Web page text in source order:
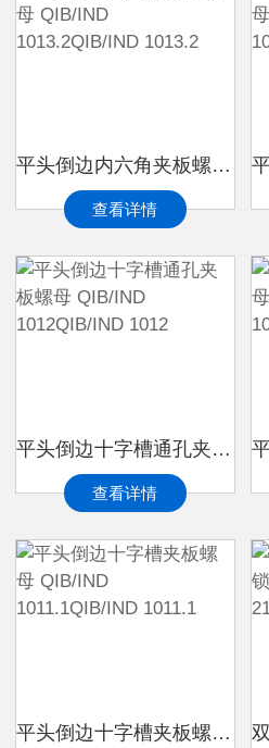
平头倒边内六角夹板螺母 QIB/IND 1013.2QIB/IND 1013.2
查看详情
平头倒边十字槽通孔夹板螺母 QIB/IND 1012QIB/IND 1012
查看详情
平头倒边十字槽夹板螺母 QIB/IND 1011.1QIB/IND 1011.1